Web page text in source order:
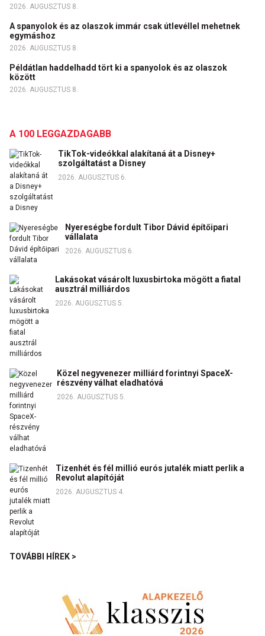
2026. AUGUSZTUS 8.
A spanyolok és az olaszok immár csak útlevéllel mehetnek
egymáshoz
2026. AUGUSZTUS 8.
Példátlan haddelhadd tört ki a spanyolok és az olaszok
között
2026. AUGUSZTUS 8.
A 100 LEGGAZDAGABB
TikTok-videókkal alakítaná át a Disney+
szolgáltatást a Disney
2026. AUGUSZTUS 6.
Nyereségbe fordult Tibor Dávid építőipari
vállalata
2026. AUGUSZTUS 6.
Lakásokat vásárolt luxusbirtoka mögött a fiatal
ausztrál milliárdos
2026. AUGUSZTUS 5.
Közel negyvenezer milliárd forintnyi SpaceX-
részvény válhat eladhatóvá
2026. AUGUSZTUS 5.
Tizenhét és fél millió eurós jutalék miatt perlik a
Revolut alapítóját
2026. AUGUSZTUS 4.
TOVÁBBI HÍREK >